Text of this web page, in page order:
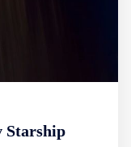
Starship